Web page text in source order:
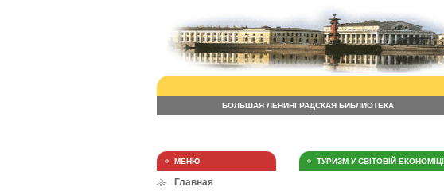
БОЛЬШАЯ ЛЕНИНГРАДСКАЯ БИБЛИОТЕКА
МЕНЮ
Главная
ТУРИЗМ У СВІТОВІЙ ЕКОНОМІЦІ